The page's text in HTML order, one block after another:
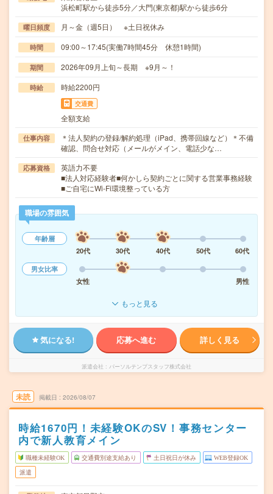
浜松町駅から徒歩5分／大門(東京都)駅から徒歩6分
曜日頻度 月～金（週5日） ※土日祝休み
時間 09:00～17:45(実働7時間45分 休憩1時間)
期間 2026年09月上旬～長期 ※9月～！
時給 時給2200円
交通費
全額支給
仕事内容
＊法人契約の登録/解約処理（iPad、携帯回線など）＊不備
確認、問合せ対応（メールがメイン、電話少な…
応募資格
英語力不要
■法人対応経験者■何かしら契約ごとに関する営業事務経験
■ご自宅にWi-Fi環境整っている方
職場の雰囲気
年齢層
20代
30代 40代 50代
60代
男女比率
女性
男性
もっと見る
気になる! 応募へ進む 詳しく見る
派遣会社 パーソルテンプスタッフ株式会社
未読 掲載日 2026/08/07
時給1670円！未経験OKのSV！事務センター
内で新人教育メイン
職種未経験OK 交通費別途支給あり 土日祝日が休み WEB登録OK
派遣